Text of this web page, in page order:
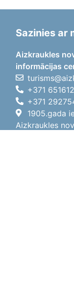
Sazinies ar
Aizkraukles
informācijas
+371
+371
1905.gada
Aizkraukles